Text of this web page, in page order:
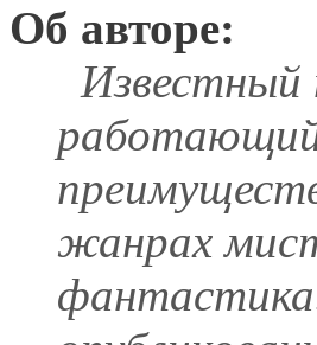
Об авторе:
Известный
жанрах